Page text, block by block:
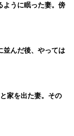
ように眠った妻。傍
並んだ後、やっては
家を出た妻。その